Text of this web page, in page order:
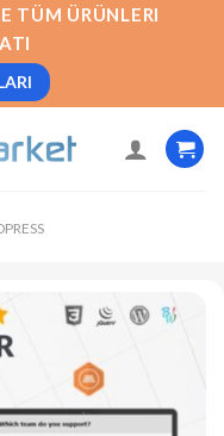
TÜM ÜRÜNLERI